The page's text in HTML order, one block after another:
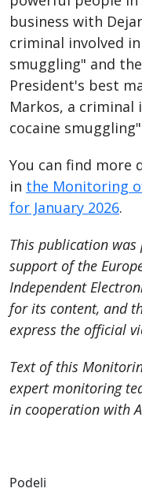
business with
criminal involved
smuggling" and
President's best
Markos, a
cocaine
You can find more
in the Monitoring
for January 2026.
This publication
support of the
Independent
for its content, and
express the official
Text of this
expert monitoring
in cooperation with
Podeli